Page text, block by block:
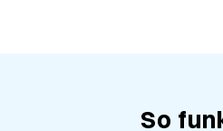
So